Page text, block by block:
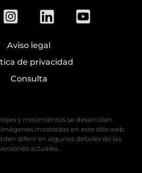
Aviso legal
de privacidad
Consulta
y movimientos se desarrollan
mostradas en este sitio web
diferir en algunos detalles de las
actuales.